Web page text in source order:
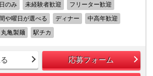
のみ 未経験者歓迎
フリーター歓迎
や曜日が選べる ディナー
中高年歓迎
丸亀製麺 駅チカ
応募フォーム